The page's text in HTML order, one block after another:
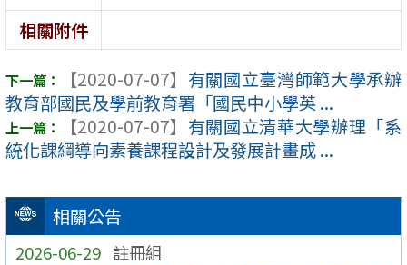
相關公告
2026-06-29 註冊組
相關附件
【2020-07-07】 有關國立臺灣師範大學承辦
教育部國民及學前教育署「國民中小學英 ...
【2020-07-07】 有關國立清華大學辦理「系
統化課綱導向素養課程設計及發展計畫成 ...